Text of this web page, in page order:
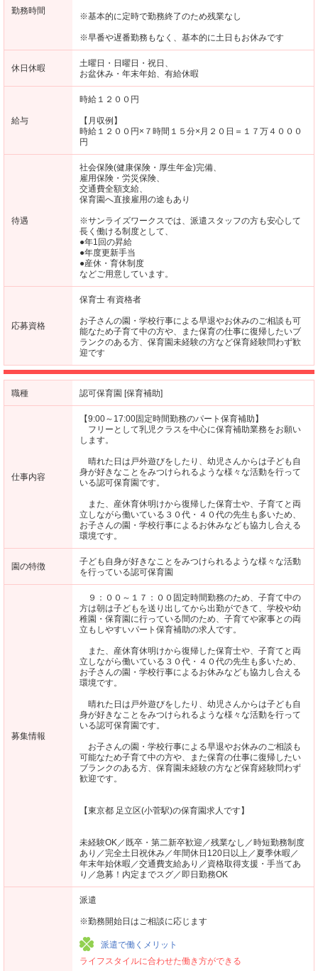
勤務時間
※基本的に定時で勤務終了のため残業なし
※早番や遅番勤務もなく、基本的に土日もお休みです
休日休暇
土曜日・日曜日・祝日、
お盆休み・年末年始、有給休暇
給与
時給１２００円
【月収例】
時給１２００円×７時間１５分×月２０日＝１７万４０００
円
待遇
社会保険(健康保険・厚生年金)完備、
雇用保険・労災保険、
交通費全額支給、
保育園へ直接雇用の途もあり
※サンライズワークスでは、派遣スタッフの方も安心して
長く働ける制度として、
●年1回の昇給
●年度更新手当
●産休・育休制度
などご用意しています。
応募資格
保育士 有資格者
お子さんの園・学校行事による早退やお休みのご相談も可
能なため子育て中の方や、また保育の仕事に復帰したいブ
ランクのある方、保育園未経験の方など保育経験問わず歓
迎です
職種 認可保育園 [保育補助]
仕事内容
【9:00～17:00固定時間勤務のパート保育補助】
フリーとして乳児クラスを中心に保育補助業務をお願い
します。
晴れた日は戸外遊びをしたり、幼児さんからは子ども自
身が好きなことをみつけられるような様々な活動を行って
いる認可保育園です。
また、産休育休明けから復帰した保育士や、子育てと両
立しながら働いている３０代・４０代の先生も多いため、
お子さんの園・学校行事によるお休みなども協力し合える
環境です。
園の特徴
子ども自身が好きなことをみつけられるような様々な活動
を行っている認可保育園
募集情報
９：００～１７：００固定時間勤務のため、子育て中の
方は朝は子どもを送り出してから出勤ができて、学校や幼
稚園・保育園に行っている間のため、子育てや家事との両
立もしやすいパート保育補助の求人です。
また、産休育休明けから復帰した保育士や、子育てと両
立しながら働いている３０代・４０代の先生も多いため、
お子さんの園・学校行事によるお休みなども協力し合える
環境です。
晴れた日は戸外遊びをしたり、幼児さんからは子ども自
身が好きなことをみつけられるような様々な活動を行って
いる認可保育園です。
お子さんの園・学校行事による早退やお休みのご相談も
可能なため子育て中の方や、また保育の仕事に復帰したい
ブランクのある方、保育園未経験の方など保育経験問わず
歓迎です。
【東京都 足立区(小菅駅)の保育園求人です】
未経験OK／既卒・第二新卒歓迎／残業なし／時短勤務制度
あり／完全土日祝休み／年間休日120日以上／夏季休暇／
年末年始休暇／交通費支給あり／資格取得支援・手当てあ
り／急募！内定までスグ／即日勤務OK
派遣
※勤務開始日はご相談に応じます
派遣で働くメリット
ライフスタイルに合わせた働き方ができる